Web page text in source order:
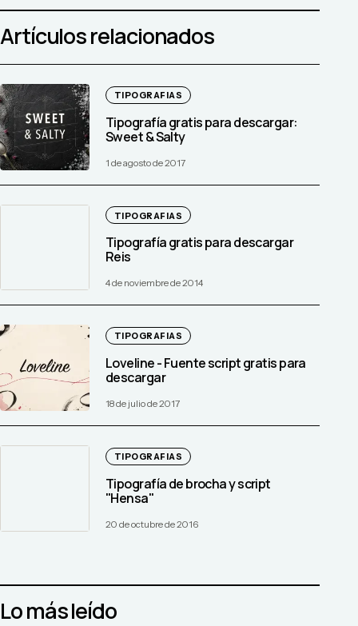
Artículos relacionados
TIPOGRAFIAS
Tipografía gratis para descargar:
Sweet & Salty
1 de agosto de 2017
TIPOGRAFIAS
Tipografía gratis para descargar
Reis
4 de noviembre de 2014
TIPOGRAFIAS
Loveline - Fuente script gratis para
descargar
18 de julio de 2017
TIPOGRAFIAS
Tipografía de brocha y script
"Hensa"
20 de octubre de 2016
Lo más leído